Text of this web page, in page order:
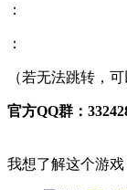
：
：
（若无法跳转，
官方QQ群：
我想了解这个游戏